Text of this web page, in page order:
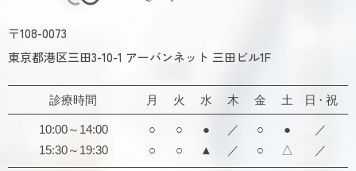
〒108-0073
東京都港区三田3-10-1 アーバンネット 三田ビル1F
診療時間 月 火 水 木 金 土 日・祝
10:00～14:00 ○ ○ ● ／ ○ ●
／
15:30～19:30
○ ○ ▲ ／ ○ △ ／